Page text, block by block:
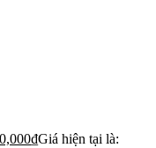
₫Giá hiện tại là: